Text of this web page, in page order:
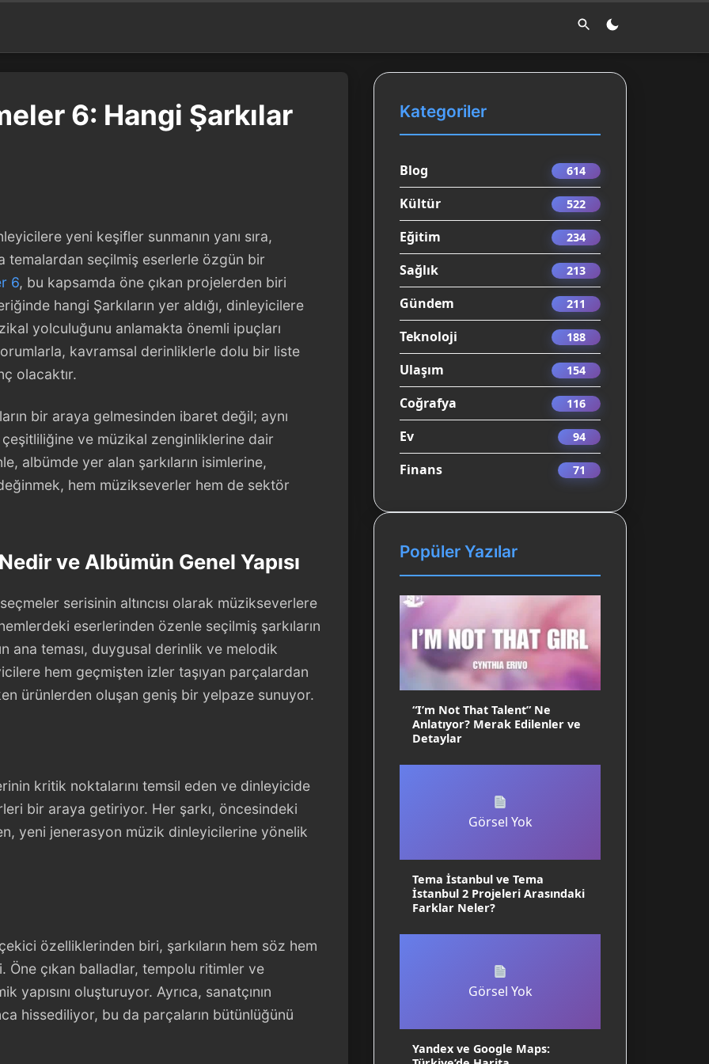
6: Hangi Şarkılar
yeni keşifler sunmanın yanı sıra,
temalardan seçilmiş eserlerle özgün bir
6, bu kapsamda öne çıkan projelerden biri
hangi Şarkıların yer aldığı, dinleyicilere
yolculuğunu anlamakta önemli ipuçları
kavramsal derinliklerle dolu bir liste
olacaktır.
bir araya gelmesinden ibaret değil; aynı
ve müzikal zenginliklerine dair
albümde yer alan şarkıların isimlerine,
hem müzikseverler hem de sektör
ve Albümün Genel Yapısı
serisinin altıncısı olarak müzikseverlere
eserlerinden özenle seçilmiş şarkıların
ana teması, duygusal derinlik ve melodik
hem geçmişten izler taşıyan parçalardan
ürünlerden oluşan geniş bir yelpaze sunuyor.
kritik noktalarını temsil eden ve dinleyicide
bir araya getiriyor. Her şarkı, öncesindeki
yeni jenerasyon müzik dinleyicilerine yönelik
özelliklerinden biri, şarkıların hem söz hem
Öne çıkan balladlar, tempolu ritimler ve
oluşturuyor. Ayrıca, sanatçının
hissediliyor, bu da parçaların bütünlüğünü
Kategoriler
Blog 614
Kültür 522
Eğitim 234
Sağlık 213
Gündem 211
Teknoloji 188
Ulaşım 154
Coğrafya 116
Ev 94
Finans 71
Popüler Yazılar
“I’m Not That Talent” Ne
Anlatıyor? Merak Edilenler ve
Detaylar
Görsel Yok
Tema İstanbul ve Tema
İstanbul 2 Projeleri Arasındaki
Farklar Neler?
Görsel Yok
Yandex ve Google Maps: